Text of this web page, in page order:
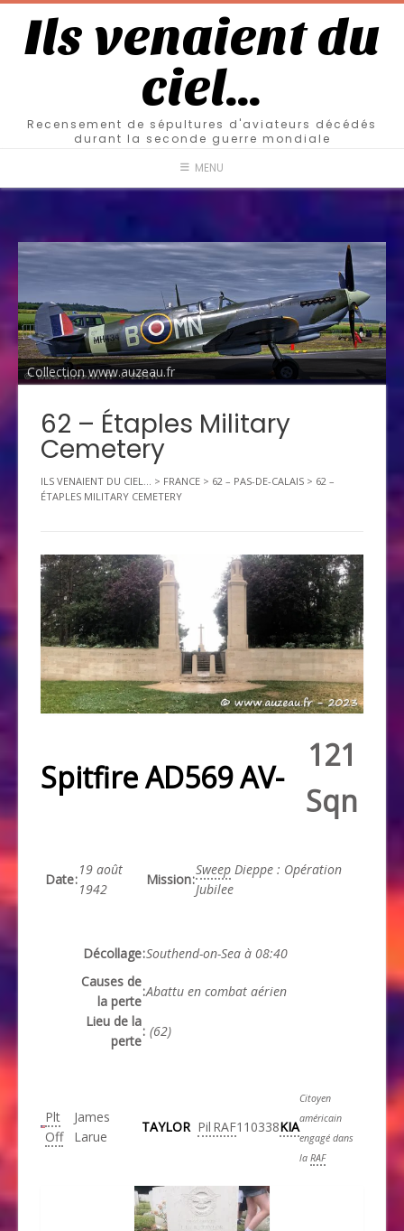
Ils venaient du
ciel…
Recensement de sépultures d'aviateurs décédés
durant la seconde guerre mondiale
MENU
Collection www.auzeau.fr
62 – Étaples Military
Cemetery
ILS VENAIENT DU CIEL... > FRANCE > 62 – PAS-DE-CALAIS > 62 –
ÉTAPLES MILITARY CEMETERY
Spitfire AD569 AV-
121
Sqn
Date:
19 août
1942
Mission:
Sweep Dieppe : Opération
Jubilee
Décollage:Southend-on-Sea à 08:40
Causes de
la perte
:Abattu en combat aérien
Lieu de la
perte
: (62)
Plt
Off
James
Larue
TAYLOR Pil RAF110338KIA
Citoyen
américain
engagé dans
la RAF